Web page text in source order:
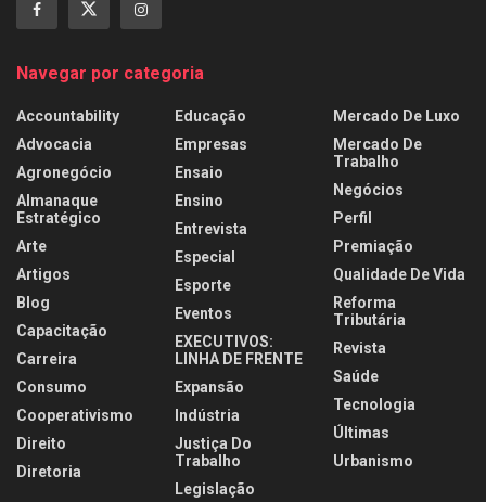
Navegar por categoria
Accountability
Advocacia
Agronegócio
Almanaque
Estratégico
Arte
Artigos
Blog
Capacitação
Carreira
Consumo
Cooperativismo
Direito
Diretoria
Educação
Empresas
Ensaio
Ensino
Entrevista
Especial
Esporte
Eventos
EXECUTIVOS:
LINHA DE FRENTE
Expansão
Indústria
Justiça Do
Trabalho
Legislação
Mercado De Luxo
Mercado De
Trabalho
Negócios
Perfil
Premiação
Qualidade De Vida
Reforma
Tributária
Revista
Saúde
Tecnologia
Últimas
Urbanismo